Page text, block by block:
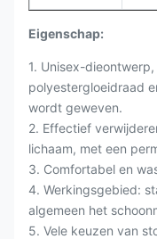
Eigenschap:
1. Unisex-dieontwerp
polyestergloeidraad
wordt geweven.
2. Effectief
lichaam, met een
3. Comfortabel en
4. Werkingsgebied:
algemeen het
5. Vele keuzen van